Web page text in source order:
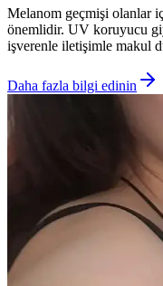
Melanom geçmişi olanlar
önemlidir. UV koruyucu
işverenle iletişimle makul
Daha fazla bilgi edinin